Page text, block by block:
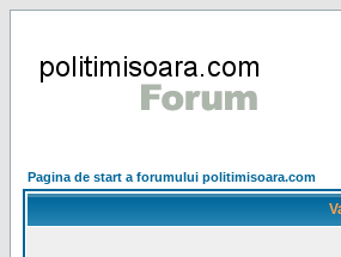
Pagina de start a forumului politimisoara.com